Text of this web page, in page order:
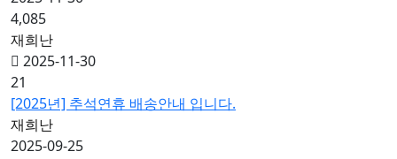
4,085
재희난
2025-11-30
21
[2025년] 추석연휴 배송안내 입니다.
재희난
2025-09-25